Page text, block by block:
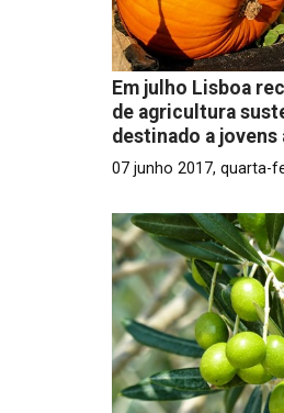
Em julho Lisboa
de agricultura
destinado a
07 junho 2017, quarta-